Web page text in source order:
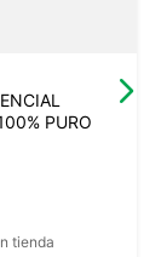
PURO
tienda